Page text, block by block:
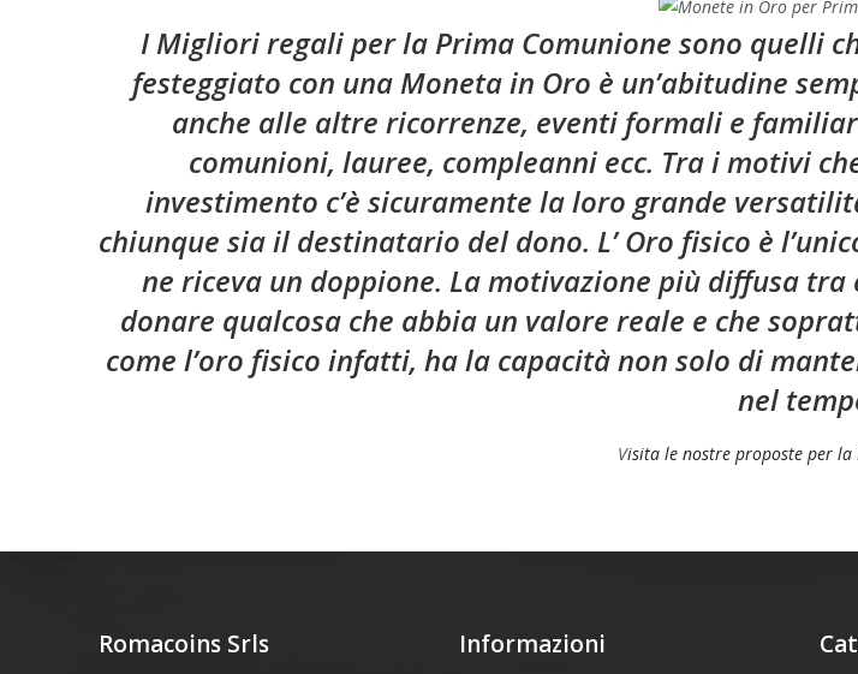
I Migliori regali per la Prima Comunione sono quelli
festeggiato con una Moneta in Oro è un’abitudine
anche alle altre ricorrenze, eventi formali e
comunioni, lauree, compleanni ecc. Tra i motivi
investimento c’è sicuramente la loro grande
chiunque sia il destinatario del dono. L’ Oro fisico è
ne riceva un doppione. La motivazione più diffusa
donare qualcosa che abbia un valore reale e che
come l’oro fisico infatti, ha la capacità non solo di
nel
Visita le nostre proposte per la
Romacoins Srls Informazioni